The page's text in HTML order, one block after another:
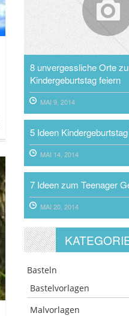
8 unvergessliche Orte
Kindergeburtstag feiern
MAI 9, 2014
5 Ideen
MAI 14, 2014
7 Ideen zum Teenager
MAI 20, 2014
Basteln
Bastelvorlagen
Malvorlagen